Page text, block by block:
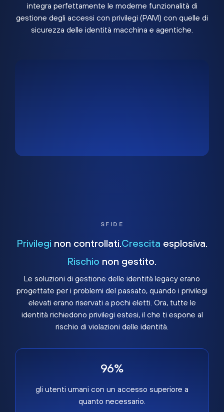
integra perfettamente le moderne funzionalità di
gestione degli accessi con privilegi (PAM) con quelle di
sicurezza delle identità macchina e agentiche.
SFIDE
Privilegi non controllati. Crescita esplosiva.
Rischio non gestito.
Le soluzioni di gestione delle identità legacy erano
progettate per i problemi del passato, quando i privilegi
elevati erano riservati a pochi eletti. Ora, tutte le
identità richiedono privilegi estesi, il che ti espone al
rischio di violazioni delle identità.
96%
gli utenti umani con un accesso superiore a
quanto necessario.